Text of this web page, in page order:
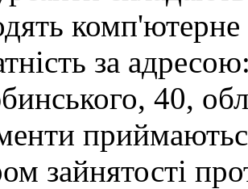
комп'ютерне
за
40,
зайнятості